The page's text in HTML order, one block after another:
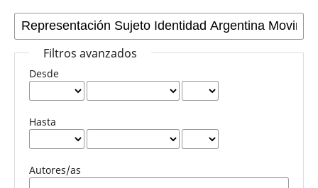
Filtros avanzados
Desde
Hasta
Autores/as